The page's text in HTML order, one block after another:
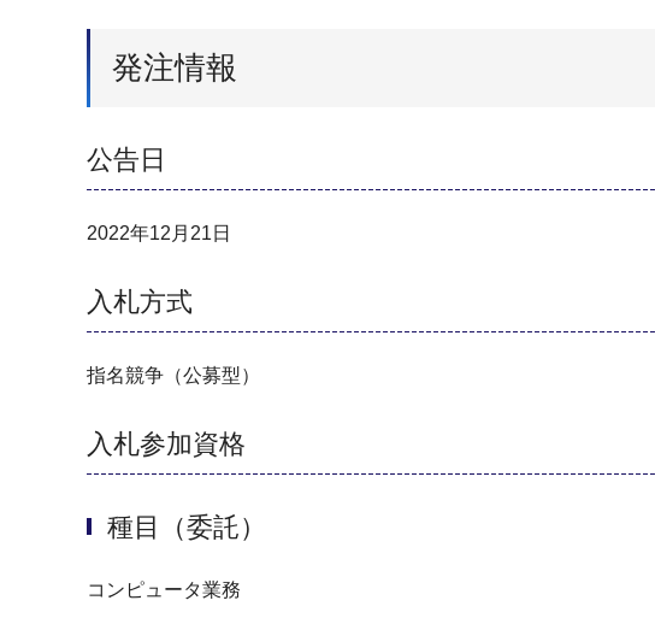
発注情報
公告日
2022年12月21日
入札方式
指名競争（公募型）
入札参加資格
種目（委託）
コンピュータ業務